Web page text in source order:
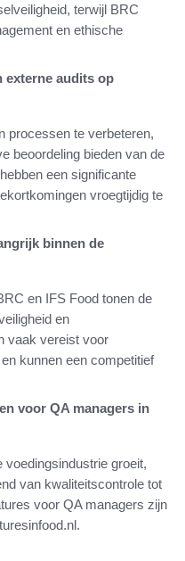
terwijl BRC
en ethische
externe audits op
processen te verbeteren,
beoordeling bieden van de
een significante
vroegtijdig te
binnen de
en IFS Food tonen de
en
vaak vereist voor
kunnen een competitief
voor QA managers in
voedingsindustrie groeit,
van kwaliteitscontrole tot
voor QA managers zijn